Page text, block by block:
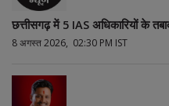
छत्तीसगढ़ में 5 IAS अधिकारियों के
8 अगस्त 2026, 02:30 PM IST